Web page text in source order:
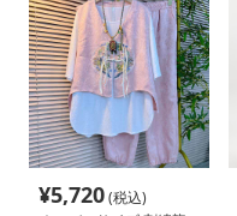
¥5,720(税込)